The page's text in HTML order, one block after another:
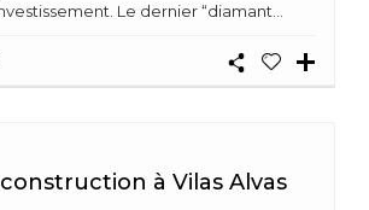
Le dernier “diamant...
à Vilas Alvas